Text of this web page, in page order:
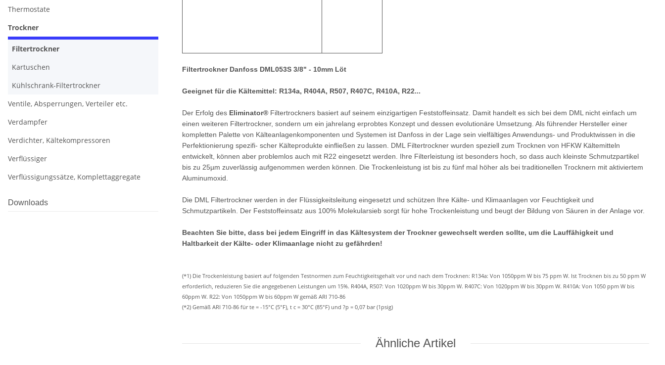
Filtertrockner Danfoss DML053S 3/8" - 10mm Löt
Geeignet für die Kältemittel: R134a, R404A, R507, R407C, R410A, R22...
Der Erfolg des Eliminator® Filtertrockners basiert auf seinem einzigartigen Feststoffeinsatz. Damit handelt es sich bei dem DML nicht einfach um
einen weiteren Filtertrockner, sondern um ein jahrelang erprobtes Konzept und dessen evolutionäre Umsetzung. Als führender Hersteller einer
kompletten Palette von Kälteanlagenkomponenten und Systemen ist Danfoss in der Lage sein vielfältiges Anwendungs- und Produktwissen in die
Perfektionierung spezifi- scher Kälteprodukte einfließen zu lassen. DML Filtertrockner wurden speziell zum Trocknen von HFKW Kältemitteln
entwickelt, können aber problemlos auch mit R22 eingesetzt werden. Ihre Filterleistung ist besonders hoch, so dass auch kleinste Schmutzpartikel
bis zu 25µm zuverlässig aufgenommen werden können. Die Trockenleistung ist bis zu fünf mal höher als bei traditionellen Trocknern mit aktiviertem
Aluminumoxid.
Die DML Filtertrockner werden in der Flüssigkeitsleitung eingesetzt und schützen Ihre Kälte- und Klimaanlagen vor Feuchtigkeit und
Schmutzpartikeln. Der Feststoffeinsatz aus 100% Molekularsieb sorgt für hohe Trockenleistung und beugt der Bildung von Säuren in der Anlage vor.
Beachten Sie bitte, dass bei jedem Eingriff in das Kältesystem der Trockner gewechselt werden sollte, um die Lauffähigkeit und
Haltbarkeit der Kälte- oder Klimaanlage nicht zu gefährden!
(*1) Die Trockenleistung basiert auf folgenden Testnormen zum Feuchtigkeitsgehalt vor und nach dem Trocknen: R134a: Von 1050ppm W bis 75 ppm W. Ist Trocknen bis zu 50 ppm W
erforderlich, reduzieren Sie die angegebenen Leistungen um 15%. R404A, R507: Von 1020ppm W bis 30ppm W. R407C: Von 1020ppm W bis 30ppm W. R410A: Von 1050 ppm W bis
60ppm W. R22: Von 1050ppm W bis 60ppm W gemäß ARI 710-86
(*2) Gemäß ARI 710-86 für te = -15°C (5°F), t c = 30°C (85°F) und ?p = 0,07 bar (1psig)
Ähnliche Artikel
Thermostate
Trockner
Filtertrockner
Kartuschen
Kühlschrank-Filtertrockner
Ventile, Absperrungen, Verteiler etc.
Verdampfer
Verdichter, Kältekompressoren
Verflüssiger
Verflüssigungssätze, Komplettaggregate
Downloads